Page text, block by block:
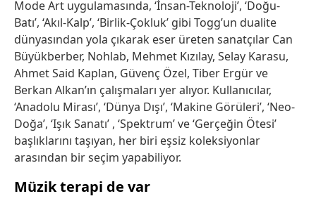
Mode Art uygulamasında, ‘İnsan-Teknoloji’, ‘Doğu-
Batı’, ‘Akıl-Kalp’, ‘Birlik-Çokluk’ gibi Togg’un dualite
dünyasından yola çıkarak eser üreten sanatçılar Can
Büyükberber, Nohlab, Mehmet Kızılay, Selay Karasu,
Ahmet Said Kaplan, Güvenç Özel, Tiber Ergür ve
Berkan Alkan’ın çalışmaları yer alıyor. Kullanıcılar,
‘Anadolu Mirası’, ‘Dünya Dışı’, ‘Makine Görüleri’, ‘Neo-
Doğa’, ‘Işık Sanatı’ , ‘Spektrum’ ve ‘Gerçeğin Ötesi’
başlıklarını taşıyan, her biri eşsiz koleksiyonlar
arasından bir seçim yapabiliyor.
Müzik terapi de var